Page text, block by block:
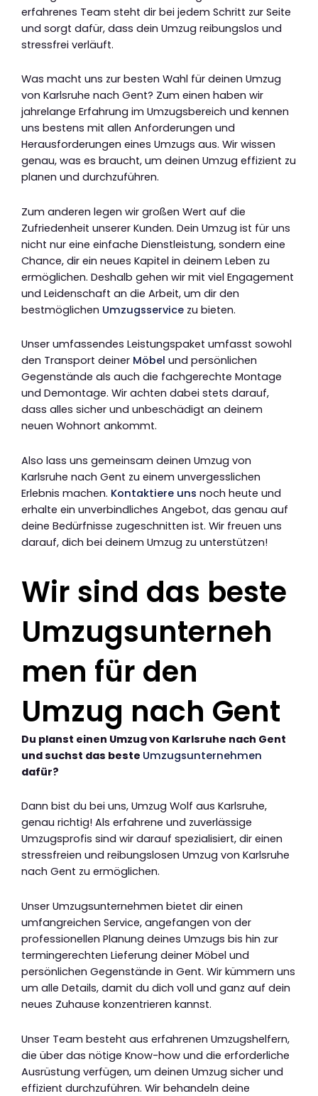
erfahrenes Team steht dir bei jedem Schritt zur Seite
und sorgt dafür, dass dein Umzug reibungslos und
stressfrei verläuft.
Was macht uns zur besten Wahl für deinen Umzug
von Karlsruhe nach Gent? Zum einen haben wir
jahrelange Erfahrung im Umzugsbereich und kennen
uns bestens mit allen Anforderungen und
Herausforderungen eines Umzugs aus. Wir wissen
genau, was es braucht, um deinen Umzug effizient zu
planen und durchzuführen.
Zum anderen legen wir großen Wert auf die
Zufriedenheit unserer Kunden. Dein Umzug ist für uns
nicht nur eine einfache Dienstleistung, sondern eine
Chance, dir ein neues Kapitel in deinem Leben zu
ermöglichen. Deshalb gehen wir mit viel Engagement
und Leidenschaft an die Arbeit, um dir den
bestmöglichen Umzugsservice zu bieten.
Unser umfassendes Leistungspaket umfasst sowohl
den Transport deiner Möbel und persönlichen
Gegenstände als auch die fachgerechte Montage
und Demontage. Wir achten dabei stets darauf,
dass alles sicher und unbeschädigt an deinem
neuen Wohnort ankommt.
Also lass uns gemeinsam deinen Umzug von
Karlsruhe nach Gent zu einem unvergesslichen
Erlebnis machen. Kontaktiere uns noch heute und
erhalte ein unverbindliches Angebot, das genau auf
deine Bedürfnisse zugeschnitten ist. Wir freuen uns
darauf, dich bei deinem Umzug zu unterstützen!
Wir sind das beste
Umzugsunterneh
men für den
Umzug nach Gent
Du planst einen Umzug von Karlsruhe nach Gent
und suchst das beste Umzugsunternehmen
dafür?
Dann bist du bei uns, Umzug Wolf aus Karlsruhe,
genau richtig! Als erfahrene und zuverlässige
Umzugsprofis sind wir darauf spezialisiert, dir einen
stressfreien und reibungslosen Umzug von Karlsruhe
nach Gent zu ermöglichen.
Unser Umzugsunternehmen bietet dir einen
umfangreichen Service, angefangen von der
professionellen Planung deines Umzugs bis hin zur
termingerechten Lieferung deiner Möbel und
persönlichen Gegenstände in Gent. Wir kümmern uns
um alle Details, damit du dich voll und ganz auf dein
neues Zuhause konzentrieren kannst.
Unser Team besteht aus erfahrenen Umzugshelfern,
die über das nötige Know-how und die erforderliche
Ausrüstung verfügen, um deinen Umzug sicher und
effizient durchzuführen. Wir behandeln deine